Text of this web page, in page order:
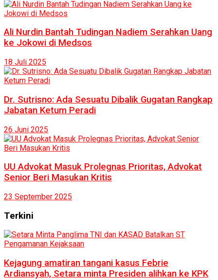
Ali Nurdin Bantah Tudingan Nadiem Serahkan Uang
ke Jokowi di Medsos
18 Juli 2025
Dr. Sutrisno: Ada Sesuatu Dibalik Gugatan Rangkap
Jabatan Ketum Peradi
26 Juni 2025
UU Advokat Masuk Prolegnas Prioritas, Advokat
Senior Beri Masukan Kritis
23 September 2025
Terkini
Kejagung amatiran tangani kasus Febrie
Ardiansyah, Setara minta Presiden alihkan ke KPK